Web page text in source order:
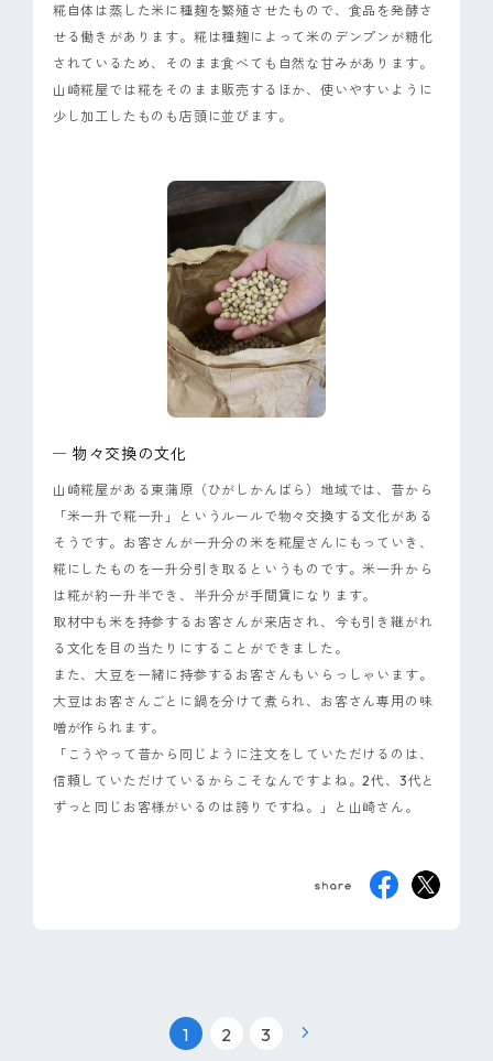
糀自体は蒸した米に種麹を繁殖させたもので、食品を発酵さ
せる働きがあります。糀は種麹によって米のデンプンが糖化
されているため、そのまま食べても自然な甘みがあります。
山崎糀屋では糀をそのまま販売するほか、使いやすいように
少し加工したものも店頭に並びます。
物々交換の文化
山崎糀屋がある東蒲原（ひがしかんばら）地域では、昔から
「米一升で糀一升」というルールで物々交換する文化がある
そうです。お客さんが一升分の米を糀屋さんにもっていき、
糀にしたものを一升分引き取るというものです。米一升から
は糀が約一升半でき、半升分が手間賃になります。
取材中も米を持参するお客さんが来店され、今も引き継がれ
る文化を目の当たりにすることができました。
また、大豆を一緒に持参するお客さんもいらっしゃいます。
大豆はお客さんごとに鍋を分けて煮られ、お客さん専用の味
噌が作られます。
「こうやって昔から同じように注文をしていただけるのは、
信頼していただけているからこそなんですよね。2代、3代と
ずっと同じお客様がいるのは誇りですね。」と山崎さん。
1 2 3